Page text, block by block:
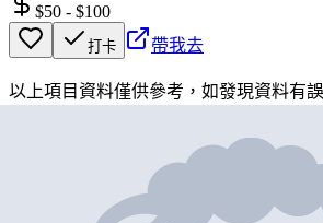
$50 - $100
打卡 帶我去
以上項目資料僅供參考，如發現資料有